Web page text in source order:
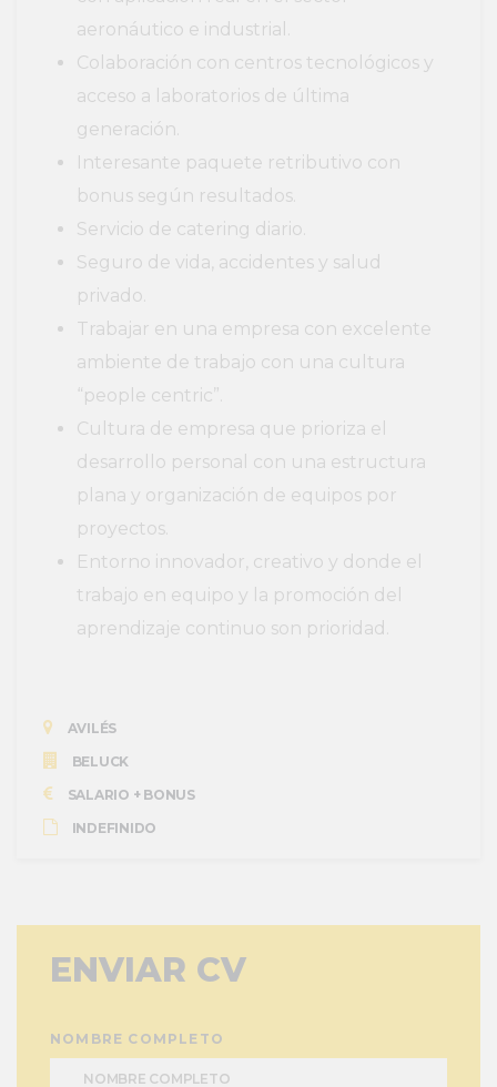
aeronáutico e industrial.
Colaboración con centros tecnológicos y
acceso a laboratorios de última
generación.
Interesante paquete retributivo con
bonus según resultados.
Servicio de catering diario.
Seguro de vida, accidentes y salud
privado.
Trabajar en una empresa con excelente
ambiente de trabajo con una cultura
“people centric”.
Cultura de empresa que prioriza el
desarrollo personal con una estructura
plana y organización de equipos por
proyectos.
Entorno innovador, creativo y donde el
trabajo en equipo y la promoción del
aprendizaje continuo son prioridad.
AVILÉS
BELUCK
SALARIO + BONUS
INDEFINIDO
ENVIAR CV
NOMBRE COMPLETO